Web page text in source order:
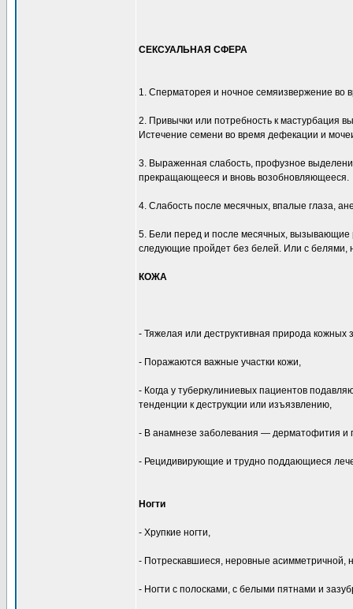
СЕКСУАЛЬНАЯ СФЕРА
1. Сперматорея и ночное семяизвержение во
2. Привычки или потребность к мастурбация
Истечение семени во время дефекации и
3. Выраженная слабость, профузное
прекращающееся и вновь возобновляющееся.
4. Слабость после месячных, впалые глаза,
5. Бели перед и после месячных, вызывающие
следующие пройдет без белей. Или с
КОЖА
- Тяжелая или деструктивная природа кожных
- Поражаются важные участки кожи,
- Когда у туберкулиниевых пациентов
тенденции к деструкции или изъязвлению,
- В анамнезе заболевания — дерматофития
- Рецидивирующие и трудно поддающиеся
Ногти
- Хрупкие ногти,
- Потрескавшиеся, неровные асимметричной,
- Ногти с полосками, с белыми пятнами и